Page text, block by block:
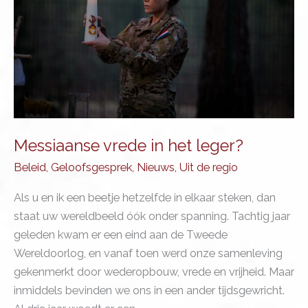
Messiaanse vrede in het leger?
Beleid Geloofsgesprek Nieuws Uit de regio
Als u en ik een beetje hetzelfde in elkaar steken, dan
staat uw wereldbeeld óók onder spanning. Tachtig jaar
geleden kwam er een eind aan de Tweede
Wereldoorlog, en vanaf toen werd onze samenleving
gekenmerkt door wederopbouw, vrede en vrijheid. Maar
inmiddels bevinden we ons in een ander tijdsgewricht.